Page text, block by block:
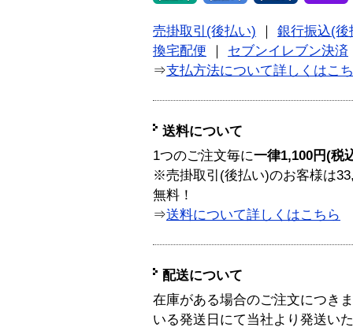
売掛取引(後払い)
銀行振込(後
換宅配便
セブンイレブン決済
⇒支払方法について詳しくはこ
送料について
1つのご注文毎に一律1,100円(税
※売掛取引(後払い)のお客様は
無料！
⇒送料について詳しくはこちら
配送について
在庫がある場合のご注文につき
いる発送日にて当社より発送い